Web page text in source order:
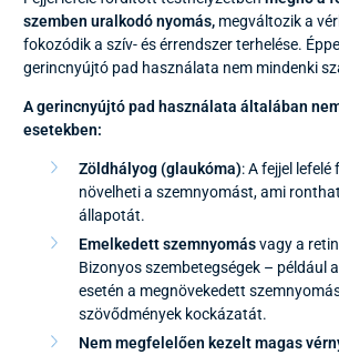
szemben uralkodó nyomás, megváltozik a
fokozódik a szív- és érrendszer terhelése.
gerincnyújtó pad használata nem mindenki
A gerincnyújtó pad használata általában
esetekben:
Zöldhályog (glaukóma): A fejjel
növelheti a szemnyomást, ami
állapotát.
Emelkedett szemnyomásvagy a
Bizonyos szembetegségek – például
esetén a megnövekedett
szövődmények kockázatát.
Nem megfelelően kezelt magas